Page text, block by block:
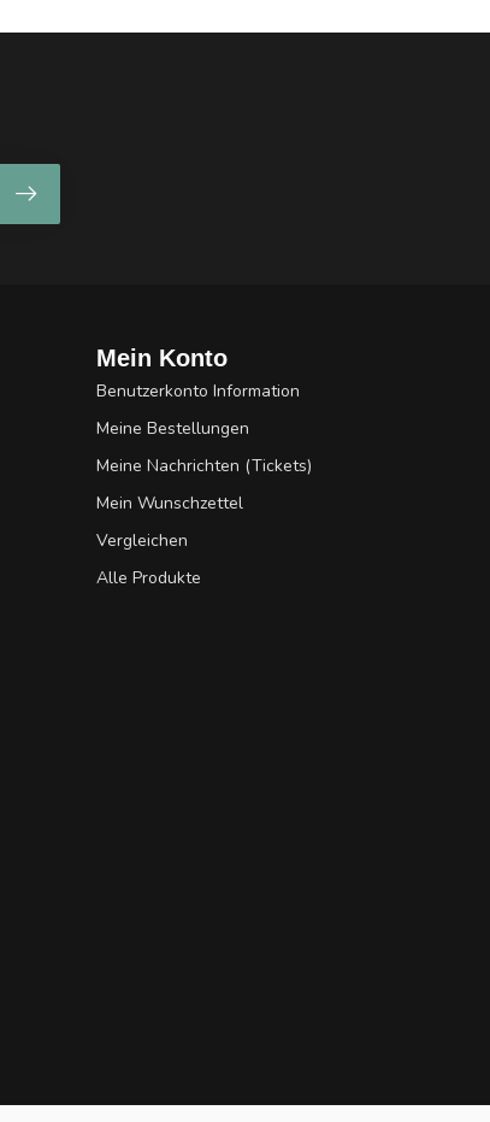
Mein Konto
Benutzerkonto Information
Meine Bestellungen
Meine Nachrichten (Tickets)
Mein Wunschzettel
Vergleichen
Alle Produkte